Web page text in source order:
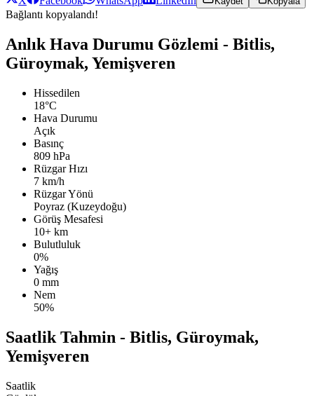
Bağlantı kopyalandı!
Anlık Hava Durumu Gözlemi - Bitlis,
Güroymak, Yemişveren
Hissedilen
18°C
Hava Durumu
Açık
Basınç
809 hPa
Rüzgar Hızı
7 km/h
Rüzgar Yönü
Poyraz (Kuzeydoğu)
Görüş Mesafesi
10+ km
Bulutluluk
0%
Yağış
0 mm
Nem
50%
Saatlik Tahmin - Bitlis, Güroymak,
Yemişveren
Saatlik